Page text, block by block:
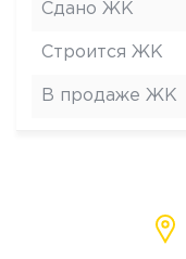
Сдано ЖК
Строится ЖК
В продаже ЖК